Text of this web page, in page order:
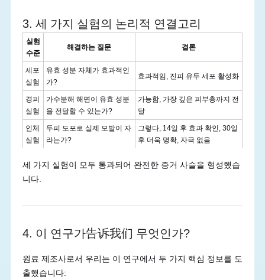
3. 세 가지 실험의 논리적 연결고리
실험
수준
해결하는 질문 결론
세포
실험
유효 성분 자체가 효과적인
가?
효과적임, 진피 유두 세포 활성화
경피
실험
가수분해 해면이 유효 성분
을 전달할 수 있는가?
가능함, 가장 깊은 피부층까지 전
달
인체
실험
두피 도포로 실제 모발이 자
라는가?
그렇다, 14일 후 효과 확인, 30일
후 더욱 명확, 자극 없음
세 가지 실험이 모두 통과되어 완전한 증거 사슬을 형성했습
니다.
4. 이 연구가告诉我们 무엇인가?
원료 제조사로서 우리는 이 연구에서 두 가지 핵심 정보를 도
출했습니다: